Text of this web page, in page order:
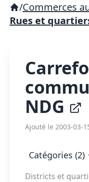
/Commerces
Rues et
NDG
Ajouté le 2003-03-
Catégories (2)
Districts et